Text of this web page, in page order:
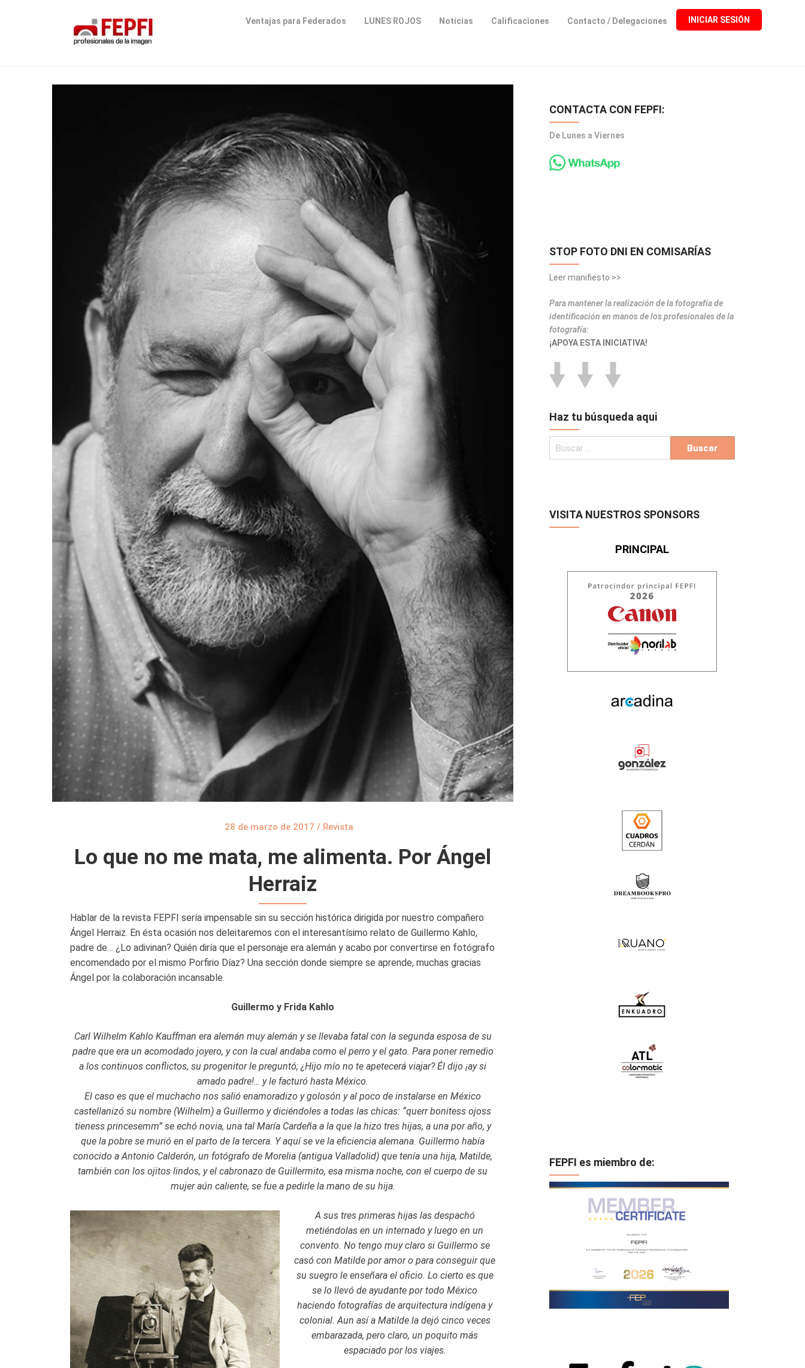
Ventajas para Federados LUNES ROJOS Noticias Calificaciones Contacto / Delegaciones INICIAR SESIÓN
28 de marzo de 2017 / Revista
Lo que no me mata, me alimenta. Por Ángel
Herraiz
Hablar de la revista FEPFI sería impensable sin su sección histórica dirigida por nuestro compañero
Ángel Herraiz. En ésta ocasión nos deleitaremos con el interesantísimo relato de Guillermo Kahlo,
padre de… ¿Lo adivinan? Quién diría que el personaje era alemán y acabo por convertirse en fotógrafo
encomendado por el mismo Porfirio Díaz? Una sección donde siempre se aprende, muchas gracias
Ángel por la colaboración incansable.
Guillermo y Frida Kahlo
Carl Wilhelm Kahlo Kauffman era alemán muy alemán y se llevaba fatal con la segunda esposa de su
padre que era un acomodado joyero, y con la cual andaba como el perro y el gato. Para poner remedio
a los continuos conflictos, su progenitor le preguntó; ¿Hijo mío no te apetecerá viajar? Él dijo ¡ay si
amado padre!… y le facturó hasta México.
El caso es que el muchacho nos salió enamoradizo y golosón y al poco de instalarse en México
castellanizó su nombre (Wilhelm) a Guillermo y diciéndoles a todas las chicas: “querr bonitess ojoss
tieness princesemm” se echó novia, una tal María Cardeña a la que la hizo tres hijas, a una por año, y
que la pobre se murió en el parto de la tercera. Y aquí se ve la eficiencia alemana. Guillermo había
conocido a Antonio Calderón, un fotógrafo de Morelia (antigua Valladolid) que tenía una hija, Matilde,
también con los ojitos lindos, y el cabronazo de Guillermito, esa misma noche, con el cuerpo de su
mujer aún caliente, se fue a pedirle la mano de su hija.
A sus tres primeras hijas las despachó
metiéndolas en un internado y luego en un
convento. No tengo muy claro si Guillermo se
casó con Matilde por amor o para conseguir que
su suegro le enseñara el oficio. Lo cierto es que
se lo llevó de ayudante por todo México
haciendo fotografías de arquitectura indígena y
colonial. Aun así a Matilde la dejó cinco veces
embarazada, pero claro, un poquito más
espaciado por los viajes.
CONTACTA CON FEPFI:
De Lunes a Viernes
STOP FOTO DNI EN COMISARÍAS
Leer manifiesto >>
Para mantener la realización de la fotografía de
identificación en manos de los profesionales de la
fotografía:
¡APOYA ESTA INICIATIVA!
Haz tu búsqueda aqui
VISITA NUESTROS SPONSORS
PRINCIPAL
FEPFI es miembro de: